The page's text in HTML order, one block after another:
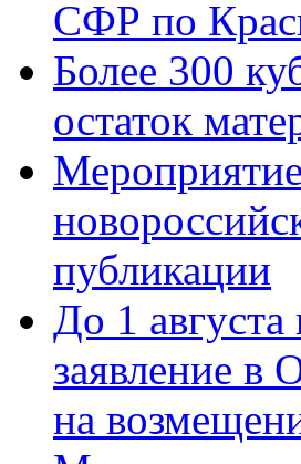
СФР по
Более 300
остаток
публикации
До 1 августа
заявление в
на